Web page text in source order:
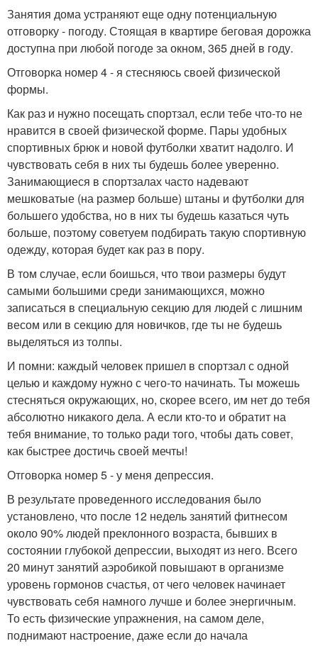
Занятия дома устраняют еще одну потенциальную
отговорку - погоду. Стоящая в квартире беговая дорожка
доступна при любой погоде за окном, 365 дней в году.
Отговорка номер 4 - я стесняюсь своей физической
формы.
Как раз и нужно посещать спортзал, если тебе что-то не
нравится в своей физической форме. Пары удобных
спортивных брюк и новой футболки хватит надолго. И
чувствовать себя в них ты будешь более уверенно.
Занимающиеся в спортзалах часто надевают
мешковатые (на размер больше) штаны и футболки для
большего удобства, но в них ты будешь казаться чуть
больше, поэтому советуем подбирать такую спортивную
одежду, которая будет как раз в пору.
В том случае, если боишься, что твои размеры будут
самыми большими среди занимающихся, можно
записаться в специальную секцию для людей с лишним
весом или в секцию для новичков, где ты не будешь
выделяться из толпы.
И помни: каждый человек пришел в спортзал с одной
целью и каждому нужно с чего-то начинать. Ты можешь
стесняться окружающих, но, скорее всего, им нет до тебя
абсолютно никакого дела. А если кто-то и обратит на
тебя внимание, то только ради того, чтобы дать совет,
как быстрее достичь своей мечты!
Отговорка номер 5 - у меня депрессия.
В результате проведенного исследования было
установлено, что после 12 недель занятий фитнесом
около 90% людей преклонного возраста, бывших в
состоянии глубокой депрессии, выходят из него. Всего
20 минут занятий аэробикой повышают в организме
уровень гормонов счастья, от чего человек начинает
чувствовать себя намного лучше и более энергичным.
То есть физические упражнения, на самом деле,
поднимают настроение, даже если до начала